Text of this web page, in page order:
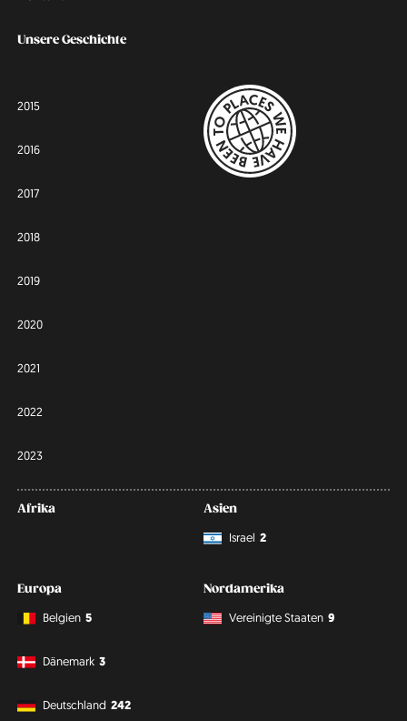
Unsere Geschichte
2015
2016
2017
2018
2019
2020
2021
2022
2023
Afrika
Asien
Israel 2
Europa
Belgien 5
Dänemark 3
Deutschland 242
Nordamerika
Vereinigte Staaten 9